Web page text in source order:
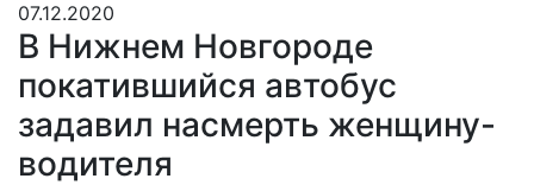
07.12.2020
В Нижнем Новгороде
покатившийся автобус
задавил насмерть женщину-
водителя